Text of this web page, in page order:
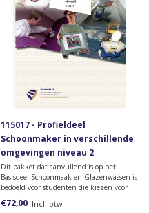
115017 - Profieldeel
Schoonmaker in verschillende
omgevingen niveau 2
Dit pakket dat aanvullend is op het
Basisdeel Schoonmaak en Glazenwassen is
bedoeld voor studenten die kiezen voor
omgevingen niveau 2.
€72,00 Incl. btw